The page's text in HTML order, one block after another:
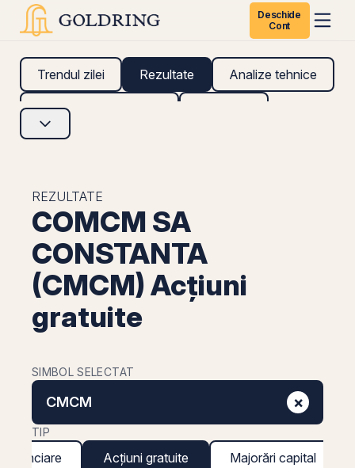
Deschide
Cont
Trendul zilei Rezultate Analize tehnice
Analize fundamentale
REZULTATE
COMCM SA
CONSTANTA
(CMCM) Acțiuni
gratuite
SIMBOL SELECTAT
CMCM ×
TIP
financiare Acțiuni gratuite Majorări capital